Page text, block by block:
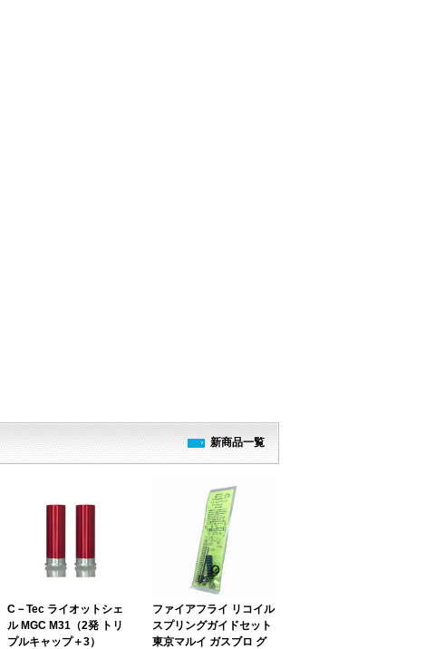
新商品一覧
C－Tec ライオットシェ
ル MGC M31（2発 トリ
プルキャップ＋3）
ファイアフライ リコイル
スプリングガイドセット
東京マルイ ガスブロ グ